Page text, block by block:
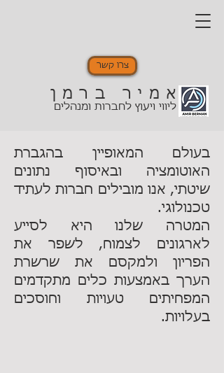
אמיר ברמן
ליווי ויעוץ לחברות ומנהלים
צרו קשר
בעולם המאופיין בהגברת
האוטומציה ובאיסוף נתונים
שיטתי, אנו מובילים חברות לעתיד
טכנולוגי.
המטרה שלנו היא לסייע
לארגונים לצמוח, לשפר את
הפריון ולמקסם את שרשרת
הערך באמצעות כלים מתקדמים
המפחיתים טעויות וחוסכים
בעלויות.